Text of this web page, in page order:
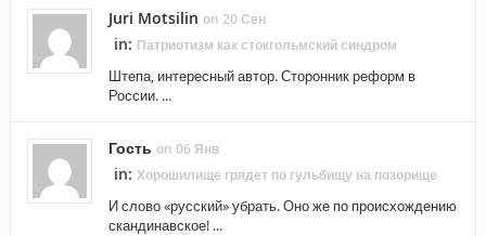
Juri Motsilin on 20 Сен
in: Патриотизм как стокгольмский синдром
Штепа, интересный автор. Сторонник реформ в
России. ...
Гость on 06 Янв
in: Хорошилище грядет по гульбищу на позорище
И слово «русский» убрать. Оно же по происхождению
скандинавское! ...